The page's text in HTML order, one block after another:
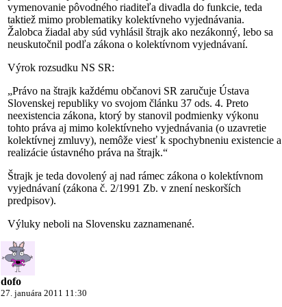
vymenovanie pôvodného riaditeľa divadla do funkcie, teda
taktiež mimo problematiky kolektívneho vyjednávania.
Žalobca žiadal aby súd vyhlásil štrajk ako nezákonný, lebo sa
neuskutočnil podľa zákona o kolektívnom vyjednávaní.
Výrok rozsudku NS SR:
„Právo na štrajk každému občanovi SR zaručuje Ústava
Slovenskej republiky vo svojom článku 37 ods. 4. Preto
neexistencia zákona, ktorý by stanovil podmienky výkonu
tohto práva aj mimo kolektívneho vyjednávania (o uzavretie
kolektívnej zmluvy), nemôže viesť k spochybneniu existencie a
realizácie ústavného práva na štrajk.“
Štrajk je teda dovolený aj nad rámec zákona o kolektívnom
vyjednávaní (zákona č. 2/1991 Zb. v znení neskorších
predpisov).
Výluky neboli na Slovensku zaznamenané.
dofo
27. januára 2011 11:30